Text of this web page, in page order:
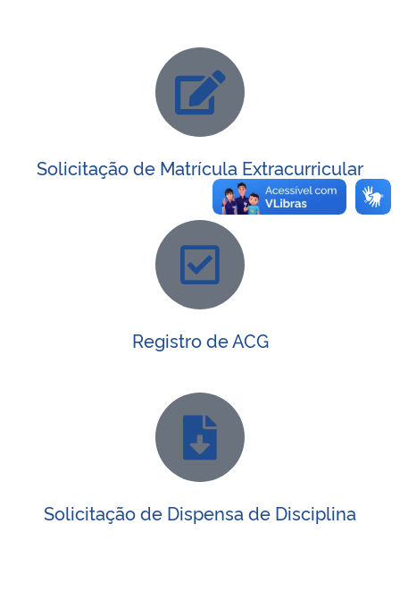
Solicitação de Matrícula Extracurricular
Registro de ACG
Solicitação de Dispensa de Disciplina